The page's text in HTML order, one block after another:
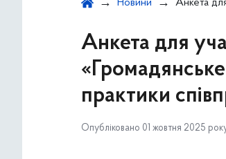
Новини Анкета для участі в V
Анкета для
«Громадянське
практики
Опубліковано 01 жовтня 2025